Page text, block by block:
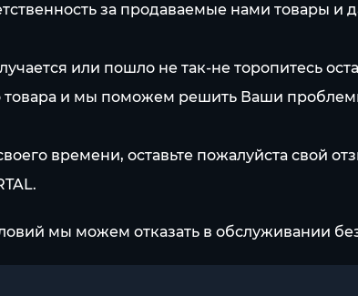
за продаваемые нами товары и
или пошло не так-не торопитесь
товара и мы поможем решить Ваши
времени, оставьте пожалуйста свой
мы можем отказать в обслуживании без